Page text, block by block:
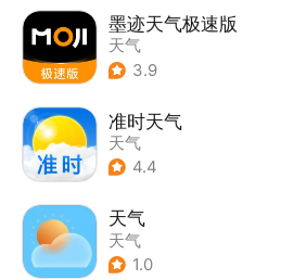
墨迹天气极速版
天气
3.9
准时天气
天气
4.4
天气
天气
1.0